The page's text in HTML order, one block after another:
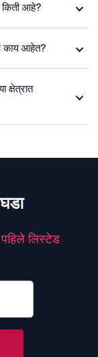
आहे?
काय आहेत?
क्षेत्रात
पहिले लिस्टेड